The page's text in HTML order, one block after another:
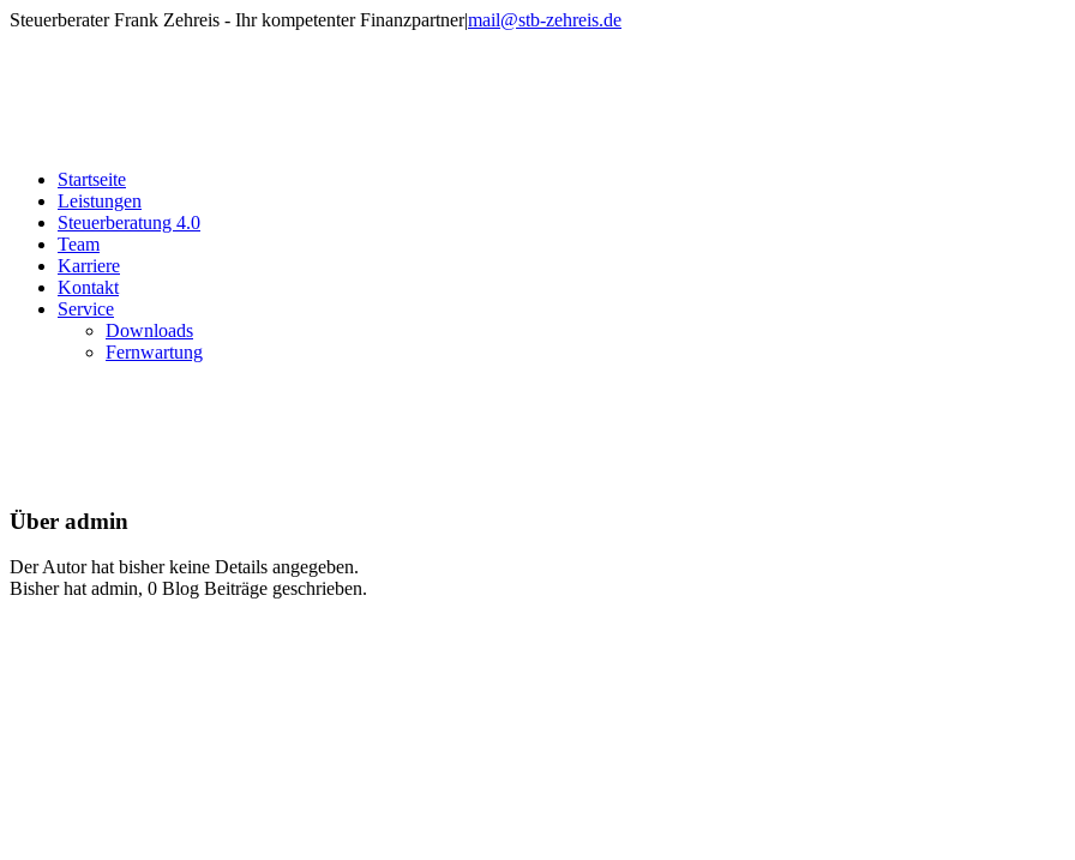
Zum
Steuerberater Frank Zehreis - Ihr kompetenter Finanzpartner|mail@stb-zehreis.de
Startseite
Leistungen
Steuerberatung 4.0
Team
Karriere
Kontakt
Service
Downloads
Fernwartung
Über admin
Der Autor hat bisher keine Details angegeben.
Bisher hat admin, 0 Blog Beiträge geschrieben.